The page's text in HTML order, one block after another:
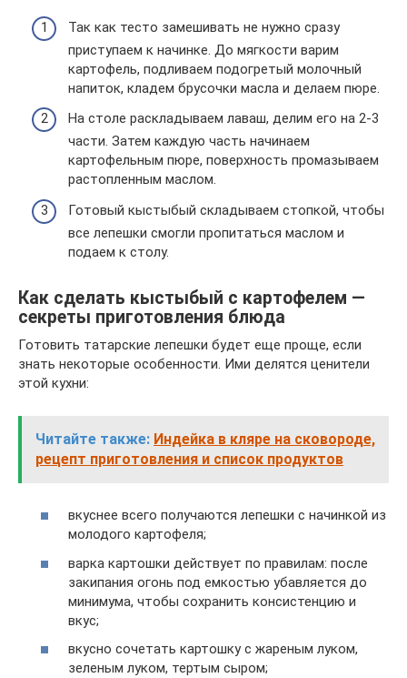
Так как тесто замешивать не нужно сразу
приступаем к начинке. До мягкости варим
картофель, подливаем подогретый молочный
напиток, кладем брусочки масла и делаем пюре.
На столе раскладываем лаваш, делим его на 2-3
части. Затем каждую часть начинаем
картофельным пюре, поверхность промазываем
растопленным маслом.
Готовый кыстыбый складываем стопкой, чтобы
все лепешки смогли пропитаться маслом и
подаем к столу.
Как сделать кыстыбый с картофелем —
секреты приготовления блюда
Готовить татарские лепешки будет еще проще, если
знать некоторые особенности. Ими делятся ценители
этой кухни:
Читайте также: Индейка в кляре на сковороде,
рецепт приготовления и список продуктов
вкуснее всего получаются лепешки с начинкой из
молодого картофеля;
варка картошки действует по правилам: после
закипания огонь под емкостью убавляется до
минимума, чтобы сохранить консистенцию и
вкус;
вкусно сочетать картошку с жареным луком,
зеленым луком, тертым сыром;